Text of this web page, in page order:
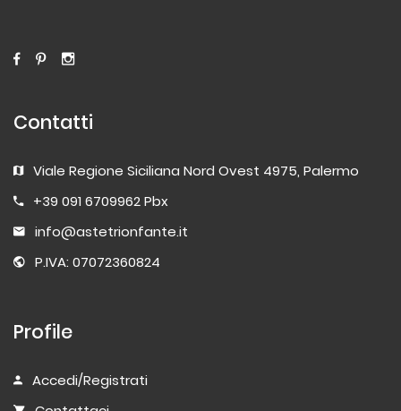
Contatti
Viale Regione Siciliana Nord Ovest 4975, Palermo
+39 091 6709962 Pbx
info@astetrionfante.it
P.IVA: 07072360824
Profile
Accedi/Registrati